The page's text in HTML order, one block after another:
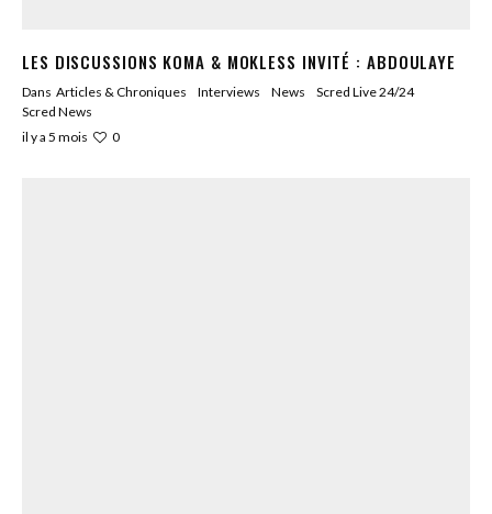
LES DISCUSSIONS KOMA & MOKLESS INVITÉ : ABDOULAYE
Dans Articles & Chroniques Interviews News
Scred Live 24/24
Scred News
il y a 5 mois
0